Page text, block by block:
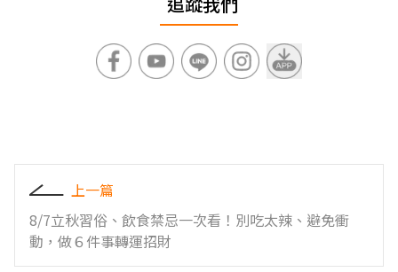
上一篇
8/7立秋習俗、飲食禁忌一次看！別吃太辣、避免衝
動，做６件事轉運招財